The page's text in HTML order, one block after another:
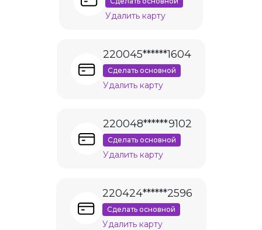
Удалить карту
220045******1604
Сделать основной
Удалить карту
220048******9102
Сделать основной
Удалить карту
220424******2596
Сделать основной
Удалить карту